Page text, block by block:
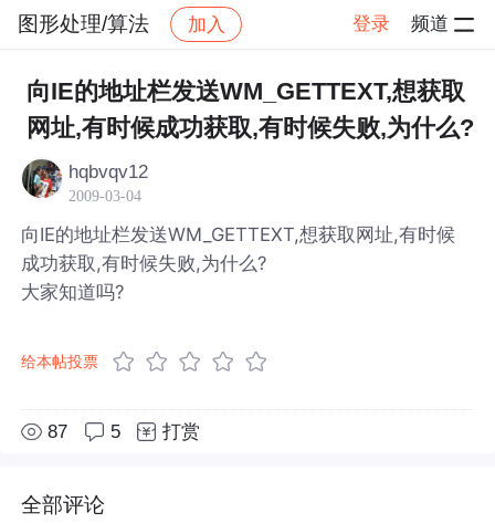
图形处理/算法 加入 登录 频道
社区 图形处理/算法
向IE的地址栏发送WM_GETTEXT,想获取
网址,有时候成功获取,有时候失败,为什么?
hqbvqv12
2009-03-04
向IE的地址栏发送WM_GETTEXT,想获取网址,有时候
成功获取,有时候失败,为什么?
大家知道吗?
给本帖投票
87 5 打赏
全部评论